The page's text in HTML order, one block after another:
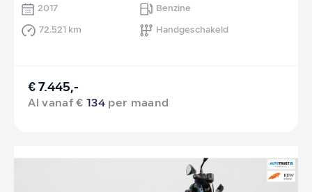
2017
Benzine
72.521 km
Handgeschakeld
€ 7.445,-
Al vanaf €134 per maand